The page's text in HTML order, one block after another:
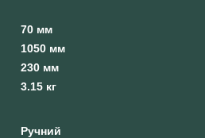
70 мм
1050 мм
230 мм
3.15 кг
Ручний